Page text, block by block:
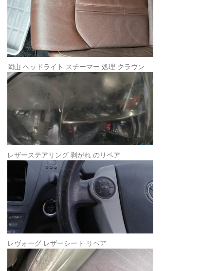
岡山 ヘッドライト スチーマー 処理 クラウン
レザーステアリング 剥がれ のリペア
レヴォーグ レザーシート リペア